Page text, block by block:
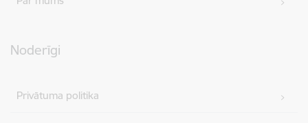
Noderīgi
Privātuma politika